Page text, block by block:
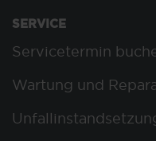
SERVICE
Servicetermin
Wartung und